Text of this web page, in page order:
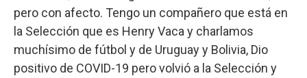
pero con afecto. Tengo un compañero que está en
la Selección que es Henry Vaca y charlamos
muchísimo de fútbol y de Uruguay y Bolivia, Dio
positivo de COVID-19 pero volvió a la Selección y